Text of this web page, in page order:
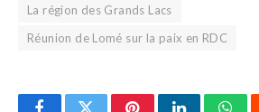
La région des Grands Lacs
Réunion de Lomé sur la paix en RDC